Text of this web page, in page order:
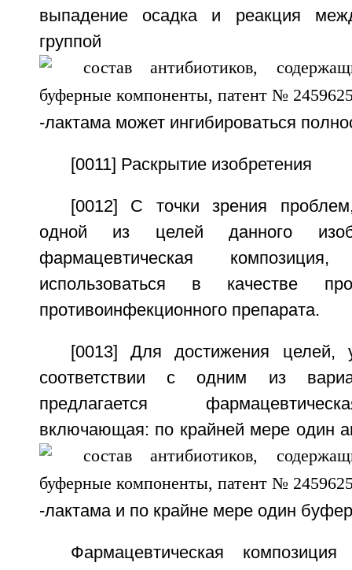
выпадение осадка и реакция
группой
-лактама может ингибироваться
[0011] Раскрытие изобретения
[0012] С точки зрения
одной из целей данного
фармацевтическая
использоваться в качестве
противоинфекционного препарата.
[0013] Для достижения целей,
соответствии с одним из
предлагается
включающая: по крайней мере один
-лактама и по крайне мере один
Фармацевтическая